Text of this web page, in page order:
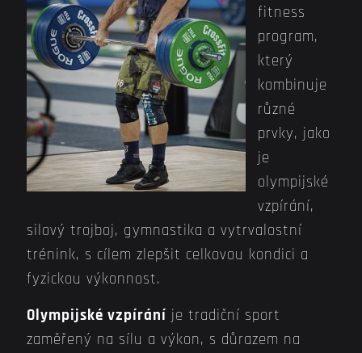
fitness
program,
který
kombinuje
různé
prvky, jako
je
olympijské
vzpírání,
silový trojboj, gymnastika a vytrvalostní
trénink, s cílem zlepšit celkovou kondici a
fyzickou výkonnost.
Olympijské vzpírání je tradiční sport
zaměřený na sílu a výkon, s důrazem na